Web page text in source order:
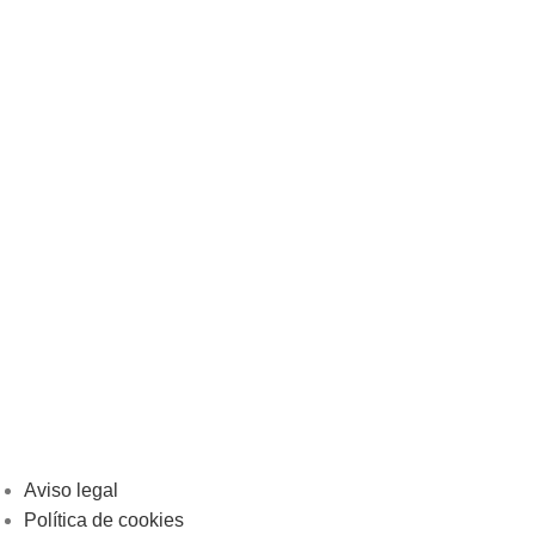
Aviso legal
Política de cookies